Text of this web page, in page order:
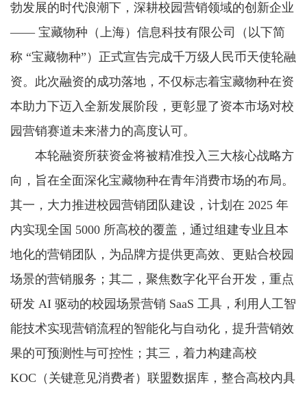
勃发展的时代浪潮下，深耕校园营销领域的创新企业
—— 宝藏物种（上海）信息科技有限公司（以下简
称 “宝藏物种”）正式宣告完成千万级人民币天使轮融
资。此次融资的成功落地，不仅标志着宝藏物种在资
本助力下迈入全新发展阶段，更彰显了资本市场对校
园营销赛道未来潜力的高度认可。
本轮融资所获资金将被精准投入三大核心战略方
向，旨在全面深化宝藏物种在青年消费市场的布局。
其一，大力推进校园营销团队建设，计划在 2025 年
内实现全国 5000 所高校的覆盖，通过组建专业且本
地化的营销团队，为品牌方提供更高效、更贴合校园
场景的营销服务；其二，聚焦数字化平台开发，重点
研发 AI 驱动的校园场景营销 SaaS 工具，利用人工智
能技术实现营销流程的智能化与自动化，提升营销效
果的可预测性与可控性；其三，着力构建高校
KOC（关键意见消费者）联盟数据库，整合高校内具